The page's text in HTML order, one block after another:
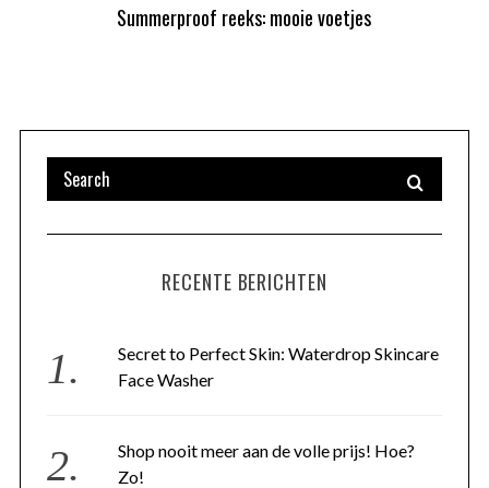
Summerproof reeks: mooie voetjes
RECENTE BERICHTEN
Secret to Perfect Skin: Waterdrop Skincare
Face Washer
Shop nooit meer aan de volle prijs! Hoe?
Zo!